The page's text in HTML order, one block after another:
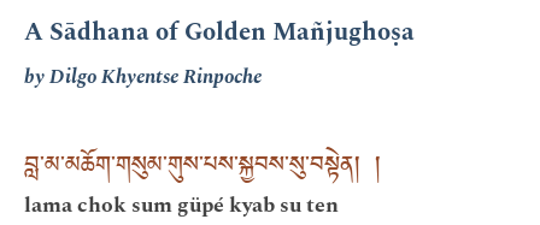
A Sādhana of Golden Mañjughoṣa
by Dilgo Khyentse Rinpoche
བླ་མ་མཆོག་གསུམ་གུས་པས་སྐྱབས་སུ་བསྟེན། །
lama chok sum güpé kyab su ten